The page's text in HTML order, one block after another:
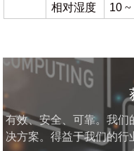
相对湿度
10 ~
有效、安全、可靠。我们
决方案。得益于我们的行